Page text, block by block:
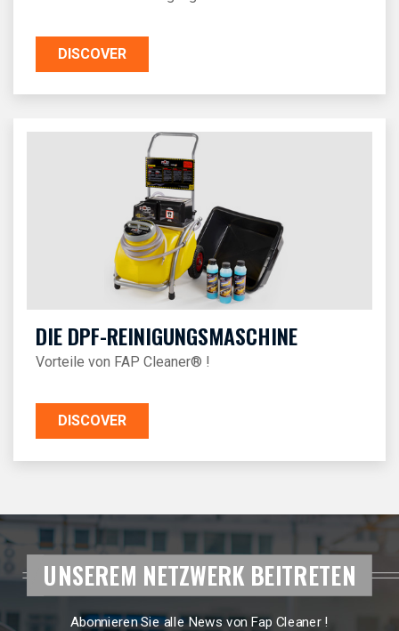
DISCOVER
DIE DPF-REINIGUNGSMASCHINE
Vorteile von FAP Cleaner® !
DISCOVER
UNSEREM NETZWERK BEITRETEN
Abonnieren Sie alle News von Fap Cleaner !